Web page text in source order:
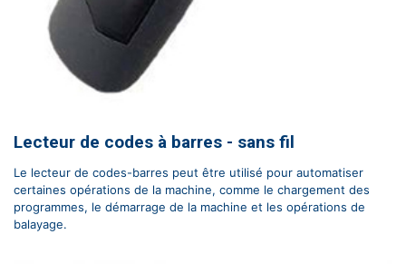
Lecteur de codes à barres - sans fil
Le lecteur de codes-barres peut être utilisé pour automatiser
certaines opérations de la machine, comme le chargement des
programmes, le démarrage de la machine et les opérations de
balayage.